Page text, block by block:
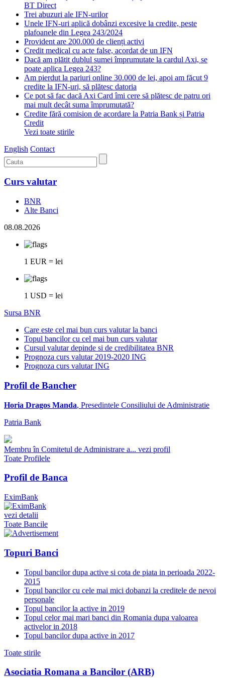
BT Direct
Trei abuzuri ale IFN-urilor
Unele IFN-uri aplică dobânzi excesive la credite, peste
plafoanele din Legea 243/2024
Provident are 200.000 de clienți activi
Credit medical cu acte false, acordat de un IFN
Dacă am plătit dublul sumei împrumutate la cardul Axi, se
poate aplica Legea 243?
Am pierdut la pariuri online 30.000 de lei, apoi am făcut 9
credite la IFN-uri, să plătesc datoria
Ce pot să fac dacă Axi Card îmi cere să plătesc de patru ori
mai mult decât suma împrumutată?
Credite fără comision de acordare la Patria Bank și Patria
Credit
Vezi toate stirile
English Contact
Curs valutar
BNR
Alte Banci
08.08.2026
1 EUR = lei
1 USD = lei
Sursa BNR
Care este cel mai bun curs valutar la banci
Topul bancilor cu cel mai bun curs valutar
Cursul valutar depinde si de credibilitatea BNR
Prognoza curs valutar 2019-2020 ING
Prognoza curs valutar ING
Profil de Bancher
Horia Dragos Manda, Presedintele Consiliului de Administratie
Patria Bank
Membru în Comitetul de Administrare a... vezi profil
Toate Profilele
Profil de Banca
EximBank
vezi detalii
Toate Bancile
Topuri Banci
Topul bancilor dupa active si cota de piata in perioada 2022-
2015
Topul bancilor cu cele mai mici dobanzi la creditele de nevoi
personale
Topul bancilor la active in 2019
Topul celor mai mari banci din Romania dupa valoarea
activelor in 2018
Topul bancilor dupa active in 2017
Toate stirile
Asociatia Romana a Bancilor (ARB)